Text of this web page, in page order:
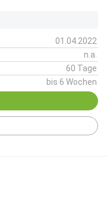
01.04.2022
n.a.
60 Tage
bis 6 Wochen